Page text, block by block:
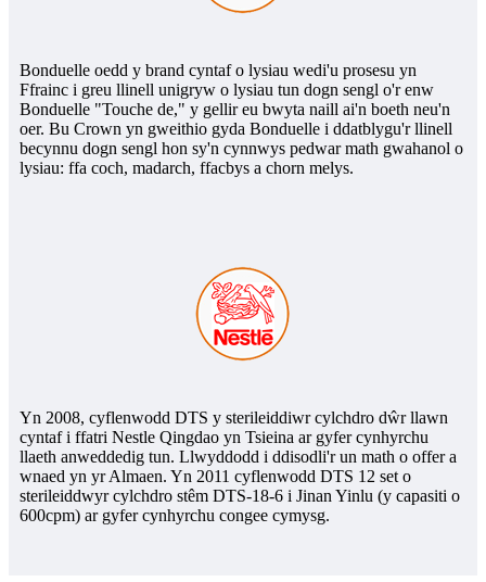
Bonduelle oedd y brand cyntaf o lysiau wedi'u prosesu yn
Ffrainc i greu llinell unigryw o lysiau tun dogn sengl o'r enw
Bonduelle "Touche de," y gellir eu bwyta naill ai'n boeth neu'n
oer. Bu Crown yn gweithio gyda Bonduelle i ddatblygu'r llinell
becynnu dogn sengl hon sy'n cynnwys pedwar math gwahanol o
lysiau: ffa coch, madarch, ffacbys a chorn melys.
Yn 2008, cyflenwodd DTS y sterileiddiwr cylchdro dŵr llawn
cyntaf i ffatri Nestle Qingdao yn Tsieina ar gyfer cynhyrchu
llaeth anweddedig tun. Llwyddodd i ddisodli'r un math o offer a
wnaed yn yr Almaen. Yn 2011 cyflenwodd DTS 12 set o
sterileiddwyr cylchdro stêm DTS-18-6 i Jinan Yinlu (y capasiti o
600cpm) ar gyfer cynhyrchu congee cymysg.